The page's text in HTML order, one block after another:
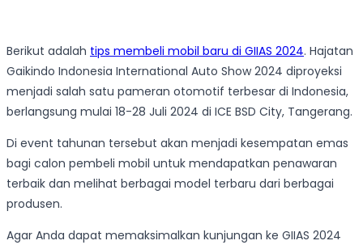
Berikut adalah tips membeli mobil baru di GIIAS 2024. Hajatan
Gaikindo Indonesia International Auto Show 2024 diproyeksi
menjadi salah satu pameran otomotif terbesar di Indonesia,
berlangsung mulai 18-28 Juli 2024 di ICE BSD City, Tangerang.
Di event tahunan tersebut akan menjadi kesempatan emas
bagi calon pembeli mobil untuk mendapatkan penawaran
terbaik dan melihat berbagai model terbaru dari berbagai
produsen.
Agar Anda dapat memaksimalkan kunjungan ke GIIAS 2024